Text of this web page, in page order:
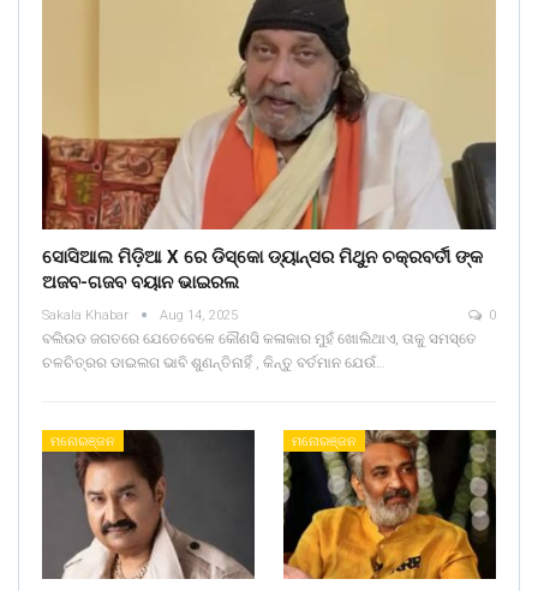
ସୋସିଆଲ ମିଡ଼ିଆ X ରେ ଡିସ୍କୋ ଡ୍ୟାନ୍ସର ମିଥୁନ ଚକ୍ରବର୍ତୀ ଙ୍କ
ଅଜବ-ଗଜବ ବୟାନ ଭାଇରଲ
Sakala Khabar Aug 14, 2025 0
ବଲିଉଡ ଜଗତରେ ଯେତେବେଳେ କୌଣସି କଳାକାର ମୁହଁ ଖୋଲିଥାଏ, ତାକୁ ସମସ୍ତେ
ଚଳଚିତ୍ରର ଡାଇଲଗ ଭାବି ଶୁଣନ୍ତିନାହିଁ , କିନ୍ତୁ ବର୍ତମାନ ଯେଉଁ…
ମନୋରଞ୍ଜନ ମନୋରଞ୍ଜନ